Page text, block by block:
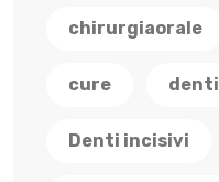
chirurgiaorale
cure denti
Denti incisivi